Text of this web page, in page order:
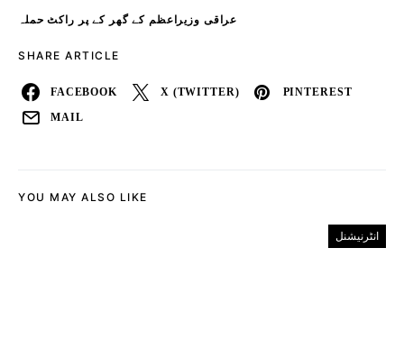
عراقی وزیراعظم کے گھر کے پر راکٹ حملہ
SHARE ARTICLE
FACEBOOK X (TWITTER) PINTEREST
MAIL
YOU MAY ALSO LIKE
انٹرنیشنل